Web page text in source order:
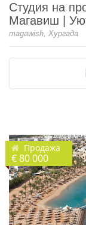
Студия на
Магавиш |
magawish, Хургада
Продажа
€ 80 000